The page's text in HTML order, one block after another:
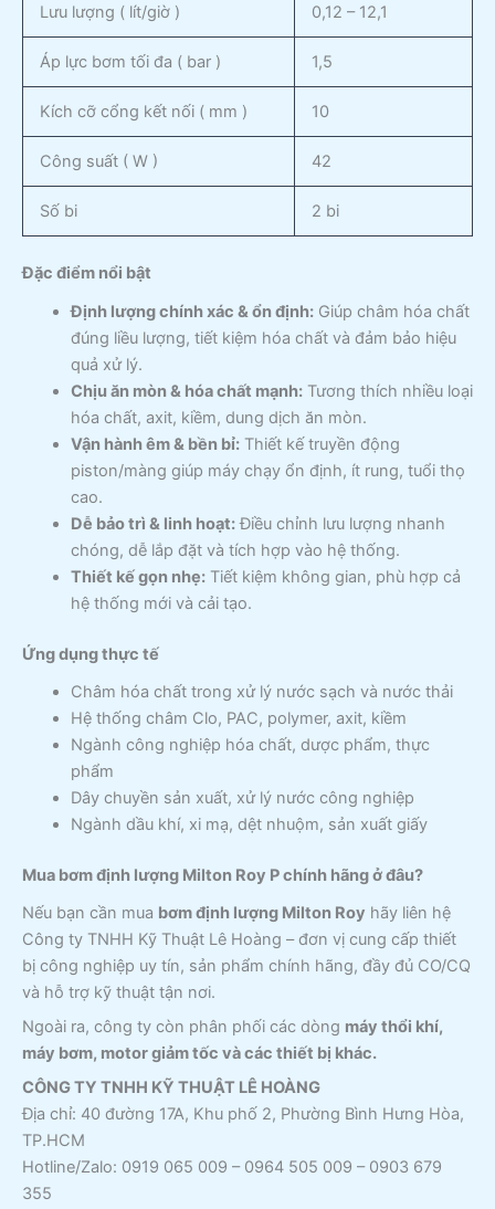
Lưu lượng ( lít/giờ ) 0,12 – 12,1
Áp lực bơm tối đa ( bar ) 1,5
Kích cỡ cổng kết nối ( mm ) 10
Công suất ( W ) 42
Số bi 2 bi
Đặc điểm nổi bật
Định lượng chính xác & ổn định:Giúp châm hóa chất
đúng liều lượng, tiết kiệm hóa chất và đảm bảo hiệu
quả xử lý.
Chịu ăn mòn & hóa chất mạnh:Tương thích nhiều loại
hóa chất, axit, kiềm, dung dịch ăn mòn.
Vận hành êm & bền bỉ:Thiết kế truyền động
piston/màng giúp máy chạy ổn định, ít rung, tuổi thọ
cao.
Dễ bảo trì & linh hoạt:Điều chỉnh lưu lượng nhanh
chóng, dễ lắp đặt và tích hợp vào hệ thống.
Thiết kế gọn nhẹ:Tiết kiệm không gian, phù hợp cả
hệ thống mới và cải tạo.
Ứng dụng thực tế
Châm hóa chất trong xử lý nước sạch và nước thải
Hệ thống châm Clo, PAC, polymer, axit, kiềm
Ngành công nghiệp hóa chất, dược phẩm, thực
phẩm
Dây chuyền sản xuất, xử lý nước công nghiệp
Ngành dầu khí, xi mạ, dệt nhuộm, sản xuất giấy
Mua bơm định lượng Milton Roy P chính hãng ở đâu?
Nếu bạn cần mua bơm định lượng Milton Roy hãy liên hệ
Công ty TNHH Kỹ Thuật Lê Hoàng – đơn vị cung cấp thiết
bị công nghiệp uy tín, sản phẩm chính hãng, đầy đủ CO/CQ
và hỗ trợ kỹ thuật tận nơi.
Ngoài ra, công ty còn phân phối các dòng máy thổi khí,
máy bơm, motor giảm tốc và các thiết bị khác.
CÔNG TY TNHH KỸ THUẬT LÊ HOÀNG
Địa chỉ: 40 đường 17A, Khu phố 2, Phường Bình Hưng Hòa,
TP.HCM
Hotline/Zalo: 0919 065 009 – 0964 505 009 – 0903 679
355